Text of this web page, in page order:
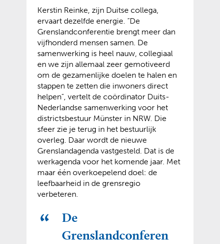
Kerstin Reinke, zijn Duitse collega,
ervaart dezelfde energie. “De
Grenslandconferentie brengt meer dan
vijfhonderd mensen samen. De
samenwerking is heel nauw, collegiaal
en we zijn allemaal zeer gemotiveerd
om de gezamenlijke doelen te halen en
stappen te zetten die inwoners direct
helpen”, vertelt de coördinator Duits-
Nederlandse samenwerking voor het
districtsbestuur Münster in NRW. Die
sfeer zie je terug in het bestuurlijk
overleg. Daar wordt de nieuwe
Grenslandagenda vastgesteld. Dat is de
werkagenda voor het komende jaar. Met
maar één overkoepelend doel: de
leefbaarheid in de grensregio
verbeteren.
De
Grenslandconferen